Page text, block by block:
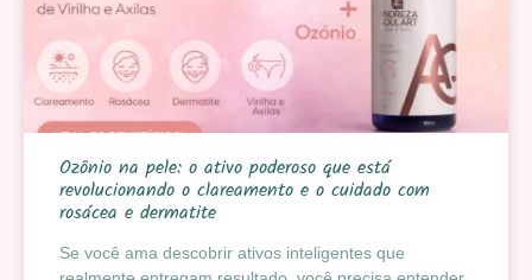
Ozônio na pele: o ativo poderoso que está
revolucionando o clareamento e o cuidado com
rosácea e dermatite
Se você ama descobrir ativos inteligentes que